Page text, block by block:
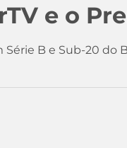
e o
B e Sub-20 do